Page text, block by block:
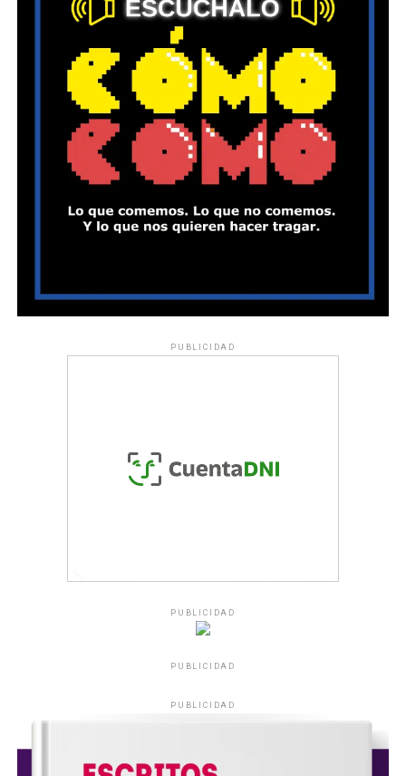
PUBLICIDAD
PUBLICIDAD
PUBLICIDAD
PUBLICIDAD